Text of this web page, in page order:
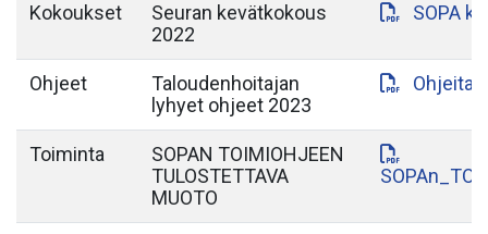
Kokoukset
Seuran kevätkokous
2022
SOPA
Ohjeet
Taloudenhoitajan
lyhyet ohjeet 2023
Toiminta
SOPAN TOIMIOHJEEN
TULOSTETTAVA
MUOTO